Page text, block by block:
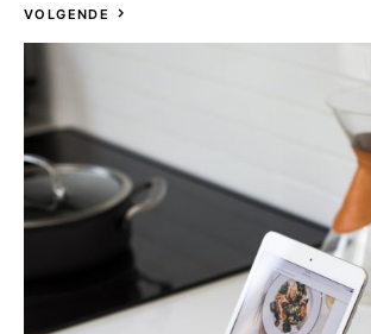
VOLGENDE